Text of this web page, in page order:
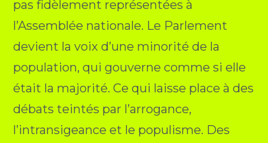
pas fidèlement représentées à
l’Assemblée nationale. Le Parlement
devient la voix d’une minorité de la
population, qui gouverne comme si elle
était la majorité. Ce qui laisse place à des
débats teintés par l’arrogance,
l’intransigeance et le populisme. Des